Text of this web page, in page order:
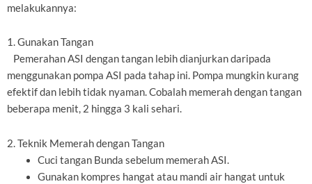
melakukannya:
1. Gunakan Tangan
Pemerahan ASI dengan tangan lebih dianjurkan daripada
menggunakan pompa ASI pada tahap ini. Pompa mungkin kurang
efektif dan lebih tidak nyaman. Cobalah memerah dengan tangan
beberapa menit, 2 hingga 3 kali sehari.
2. Teknik Memerah dengan Tangan
Cuci tangan Bunda sebelum memerah ASI.
Gunakan kompres hangat atau mandi air hangat untuk